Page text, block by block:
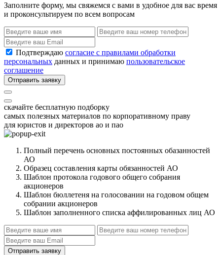
Заполните форму, мы свяжемся с вами в удобное для вас время
и проконсультируем по всем вопросам
Подтверждаю согласие с правилами обработки
персональных данных и принимаю пользовательское
соглашение
Отправить заявку
скачайте бесплатную подборку
самых полезных материалов по корпоративному праву
для юристов и директоров ао и пао
Полный перечень основных постоянных обазанностей
АО
Образец составления карты обязанностей АО
Шаблон протокола годового общего собрания
акционеров
Шаблон бюллетеня на голосовании на годовом общем
собрании акционеров
Шаблон заполненного списка аффилированных лиц АО
Отправить заявку